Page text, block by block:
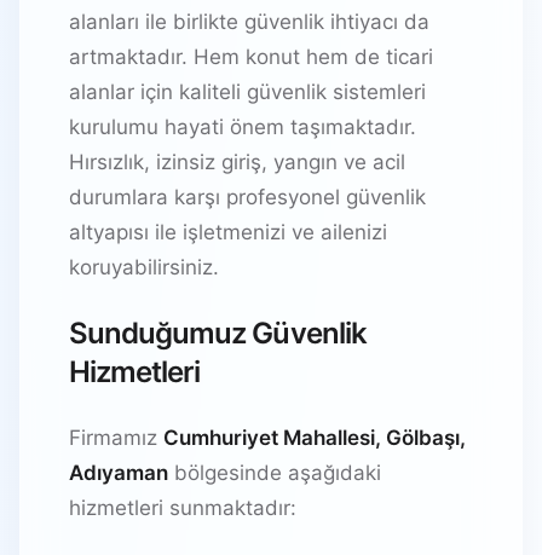
alanları ile birlikte güvenlik ihtiyacı da
artmaktadır. Hem konut hem de ticari
alanlar için kaliteli güvenlik sistemleri
kurulumu hayati önem taşımaktadır.
Hırsızlık, izinsiz giriş, yangın ve acil
durumlara karşı profesyonel güvenlik
altyapısı ile işletmenizi ve ailenizi
koruyabilirsiniz.
Sunduğumuz Güvenlik
Hizmetleri
Firmamız Cumhuriyet Mahallesi, Gölbaşı,
Adıyaman bölgesinde aşağıdaki
hizmetleri sunmaktadır: